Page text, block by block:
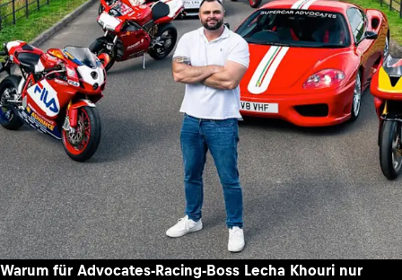
Warum für Advocates-Racing-Boss Lecha Khouri nur